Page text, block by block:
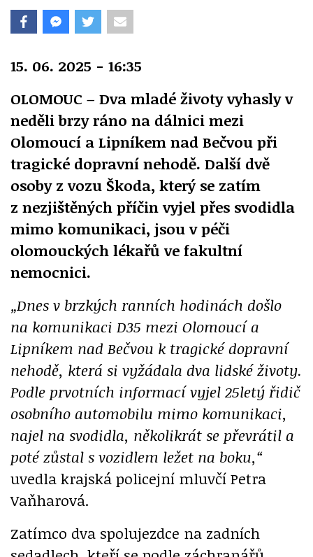
15. 06. 2025 - 16:35
OLOMOUC – Dva mladé životy vyhasly v
neděli brzy ráno na dálnici mezi
Olomoucí a Lipníkem nad Bečvou při
tragické dopravní nehodě. Další dvě
osoby z vozu Škoda, který se zatím
z nezjištěných příčin vyjel přes svodidla
mimo komunikaci, jsou v péči
olomouckých lékařů ve fakultní
nemocnici.
„Dnes v brzkých ranních hodinách došlo
na komunikaci D35 mezi Olomoucí a
Lipníkem nad Bečvou k tragické dopravní
nehodě, která si vyžádala dva lidské životy.
Podle prvotních informací vyjel 25letý řidič
osobního automobilu mimo komunikaci,
najel na svodidla, několikrát se převrátil a
poté zůstal s vozidlem ležet na boku,“
uvedla krajská policejní mluvčí Petra
Vaňharová.
Zatímco dva spolujezdce na zadních